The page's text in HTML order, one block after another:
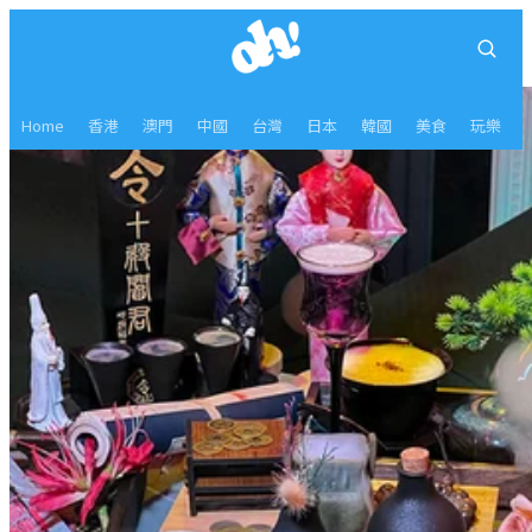
Home 香港 澳門 中國 台灣 日本 韓國 美食 玩樂